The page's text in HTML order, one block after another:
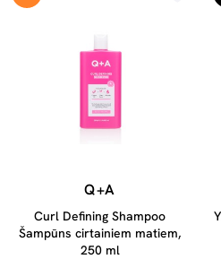
Q+A
Curl Defining Shampoo
Šampūns cirtainiem matiem,
250 ml